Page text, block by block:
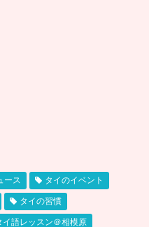
ース タイのイベント
タイの習慣
イ語レッスン＠相模原